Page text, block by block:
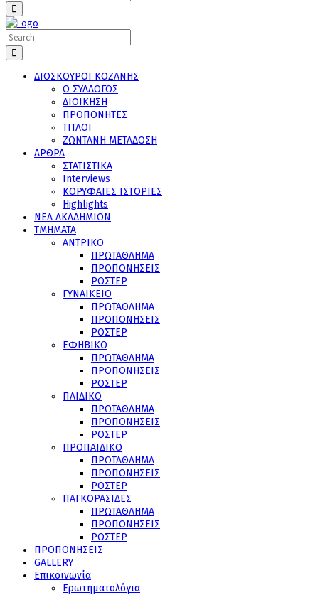
ΔΙΟΣΚΟΥΡΟΙ ΚΟΖΑΝΗΣ
Ο ΣΥΛΛΟΓΟΣ
ΔΙΟΙΚΗΣΗ
ΠΡΟΠΟΝΗΤΕΣ
ΤΙΤΛΟΙ
ΖΩΝΤΑΝΗ ΜΕΤΑΔΟΣΗ
ΑΡΘΡΑ
ΣΤΑΤΙΣΤΙΚΑ
Interviews
ΚΟΡΥΦΑΙΕΣ ΙΣΤΟΡΙΕΣ
Highlights
ΝΕΑ ΑΚΑΔΗΜΙΩΝ
ΤΜΗΜΑΤΑ
ΑΝΤΡΙΚΟ
ΠΡΩΤΑΘΛΗΜΑ
ΠΡΟΠΟΝΗΣΕΙΣ
ΡΟΣΤΕΡ
ΓΥΝΑΙΚΕΙΟ
ΠΡΩΤΑΘΛΗΜΑ
ΠΡΟΠΟΝΗΣΕΙΣ
ΡΟΣΤΕΡ
ΕΦΗΒΙΚΟ
ΠΡΩΤΑΘΛΗΜΑ
ΠΡΟΠΟΝΗΣΕΙΣ
ΡΟΣΤΕΡ
ΠΑΙΔΙΚΟ
ΠΡΩΤΑΘΛΗΜΑ
ΠΡΟΠΟΝΗΣΕΙΣ
ΡΟΣΤΕΡ
ΠΡΟΠΑΙΔΙΚΟ
ΠΡΩΤΑΘΛΗΜΑ
ΠΡΟΠΟΝΗΣΕΙΣ
ΡΟΣΤΕΡ
ΠΑΓΚΟΡΑΣΙΔΕΣ
ΠΡΩΤΑΘΛΗΜΑ
ΠΡΟΠΟΝΗΣΕΙΣ
ΡΟΣΤΕΡ
ΠΡΟΠΟΝΗΣΕΙΣ
GALLERY
Επικοινωνία
Ερωτηματολόγια